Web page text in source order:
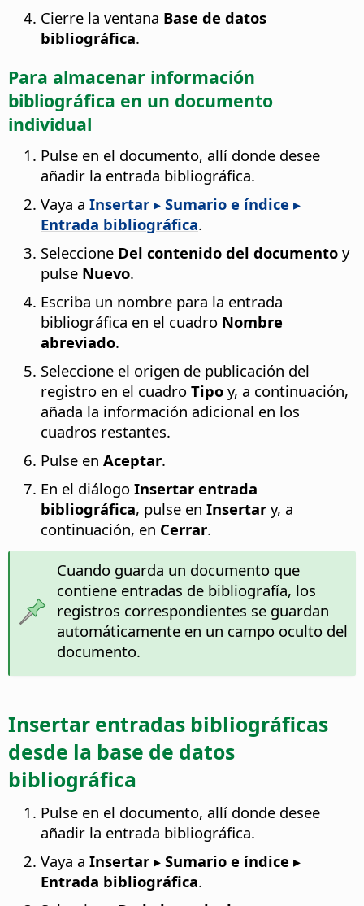
Cierre la ventana Base de datos
bibliográfica.
Para almacenar información
bibliográfica en un documento
individual
Pulse en el documento, allí donde desee
añadir la entrada bibliográfica.
Vaya a Insertar ▸ Sumario e índice ▸
Entrada bibliográfica.
Seleccione Del contenido del documento y
pulse Nuevo.
Escriba un nombre para la entrada
bibliográfica en el cuadro Nombre
abreviado.
Seleccione el origen de publicación del
registro en el cuadro Tipo y, a continuación,
añada la información adicional en los
cuadros restantes.
Pulse en Aceptar.
En el diálogo Insertar entrada
bibliográfica, pulse en Insertar y, a
continuación, en Cerrar.
Cuando guarda un documento que
contiene entradas de bibliografía, los
registros correspondientes se guardan
automáticamente en un campo oculto del
documento.
Insertar entradas bibliográficas
desde la base de datos
bibliográfica
Pulse en el documento, allí donde desee
añadir la entrada bibliográfica.
Vaya a Insertar ▸ Sumario e índice ▸
Entrada bibliográfica.